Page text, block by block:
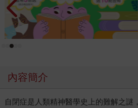
內容簡介
自閉症是人類精神醫學史上的難解之謎，